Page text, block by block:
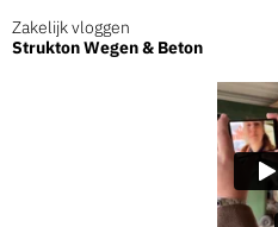
Zakelijk vloggen
Strukton Wegen & Beton